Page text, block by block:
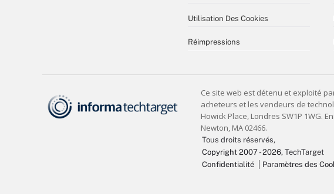
Utilisation Des Cookies
Réimpressions
Tous droits réservés,
Copyright 2007 - 2026, TechTarget
Confidentialité
Paramètres des